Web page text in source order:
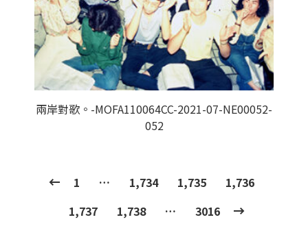
兩岸對歌。-MOFA110064CC-2021-07-NE00052-
052
1 … 1,734 1,735
1,736
1,737
1,738 … 3016